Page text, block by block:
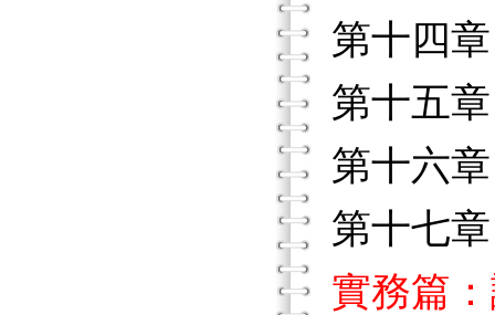
第十四
第十五
第十六
第十七
實務篇